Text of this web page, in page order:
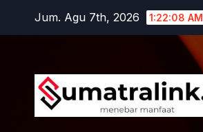
Jum. Agu 7th, 2026 1:22:09 AM